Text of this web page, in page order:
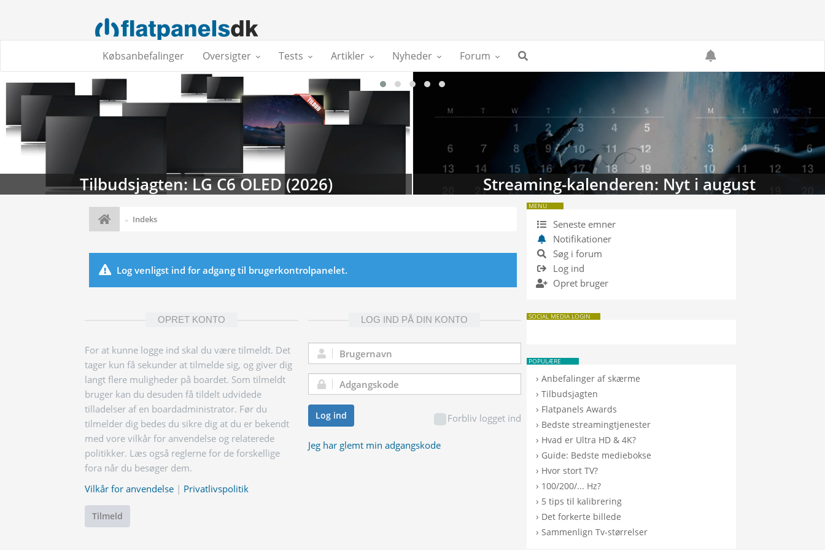
Købsanbefalinger Oversigter Tests Artikler Nyheder Forum
Tilbudsjagten: LG C6 OLED (2026) Streaming-kalenderen: Nyt i august
Indeks
Log venligst ind for adgang til brugerkontrolpanelet.
OPRET KONTO
For at kunne logge ind skal du være tilmeldt. Det
tager kun få sekunder at tilmelde sig, og giver dig
langt flere muligheder på boardet. Som tilmeldt
bruger kan du desuden få tildelt udvidede
tilladelser af en boardadministrator. Før du
tilmelder dig bedes du sikre dig at du er bekendt
med vore vilkår for anvendelse og relaterede
politikker. Læs også reglerne for de forskellige
fora når du besøger dem.
Vilkår for anvendelse | Privatlivspolitik
Tilmeld
LOG IND PÅ DIN KONTO
Brugernavn:
Adgangskode:
Forbliv logget ind
Log ind
Jeg har glemt min adgangskode
MENU
Seneste emner
Notifikationer
Søg i forum
Log ind
Opret bruger
SOCIAL MEDIA LOGIN
POPULÆRE
›Anbefalinger af skærme
›Tilbudsjagten
› Flatpanels Awards
› Bedste streamingtjenester
› Hvad er Ultra HD & 4K?
› Guide: Bedste mediebokse
› Hvor stort TV?
› 100/200/... Hz?
› 5 tips til kalibrering
› Det forkerte billede
›Sammenlign Tv-størrelser